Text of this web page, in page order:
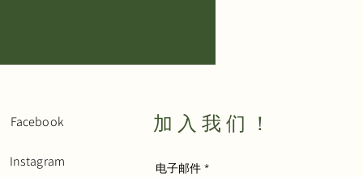
Facebook
Instagram
加入我们！
电子邮件